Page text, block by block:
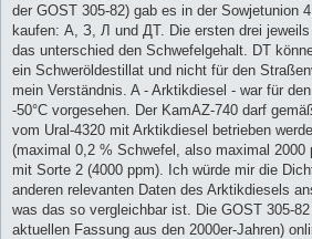
der GOST 305-82) gab es in der Sowjetunion
kaufen: А, З, Л und ДТ. Die ersten drei jeweils
das unterschied den Schwefelgehalt. DT
ein Schweröldestillat und nicht für den
mein Verständnis. A - Arktikdiesel - war für
-50°C vorgesehen. Der KamAZ-740 darf
vom Ural-4320 mit Arktikdiesel betrieben
(maximal 0,2 % Schwefel, also maximal 2000
mit Sorte 2 (4000 ppm). Ich würde mir die
anderen relevanten Daten des Arktikdiesels
was das so vergleichbar ist. Die GOST 305-
aktuellen Fassung aus den 2000er-Jahren)